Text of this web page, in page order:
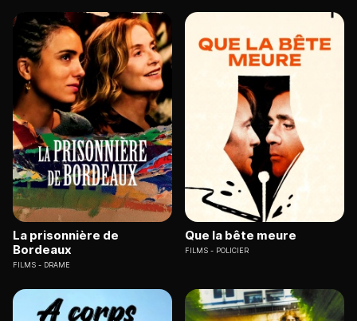
La prisonnière de
Bordeaux
FILMS DRAME
Que la bête meure
FILMS POLICIER